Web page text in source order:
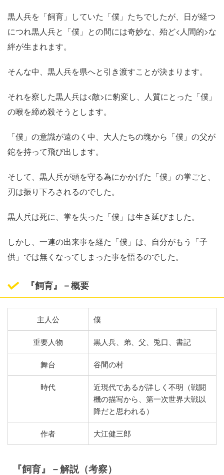
黒人兵を「飼育」していた「僕」たちでしたが、日が経つ
につれ黒人兵と「僕」との間には奇妙な、殆ど<人間的>な
絆が生まれます。
そんな中、黒人兵を県へと引き渡すことが決まります。
それを察した黒人兵は<敵>に豹変し、人質にとった「僕」
の喉を締め殺そうとします。
「僕」の意識が遠のく中、大人たちの塊から「僕」の父が
鉈を持って飛び出します。
そして、黒人兵が頭を守る為にかかげた「僕」の掌ごと、
刃は振り下ろされるのでした。
黒人兵は死に、掌を失った「僕」は生き延びました。
しかし、一連の出来事を経た「僕」は、自分がもう「子
供」では無くなってしまった事を悟るのでした。
『飼育』－概要
主人公 僕
重要人物 黒人兵、弟、父、兎口、書記
舞台 谷間の村
時代
近現代であるが詳しく不明（戦闘
機の描写から、第一次世界大戦以
降だと思われる）
作者 大江健三郎
『飼育』－解説（考察）